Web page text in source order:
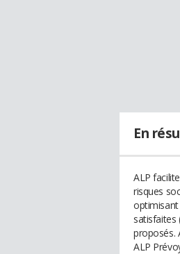
En
ALP
risques
optimisant
satisfaites
proposés.
ALP